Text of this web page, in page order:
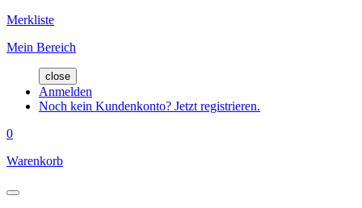
Merkliste
Mein Bereich
close
Anmelden
Noch kein Kundenkonto? Jetzt registrieren.
0
Warenkorb